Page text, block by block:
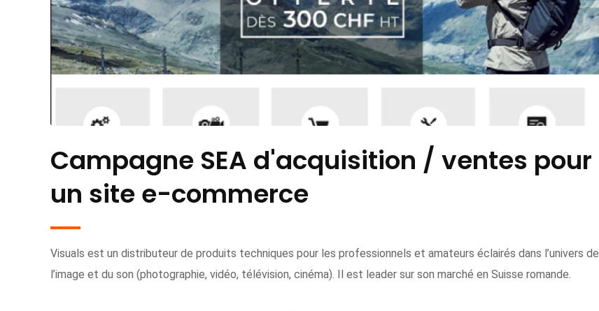
Campagne SEA d'acquisition / ventes pour
un site e-commerce
Visuals est un distributeur de produits techniques pour les professionnels et amateurs éclairés dans l’univers de
l’image et du son (photographie, vidéo, télévision, cinéma). Il est leader sur son marché en Suisse romande.